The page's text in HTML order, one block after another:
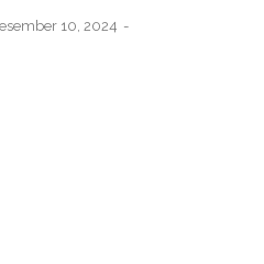
10, 2024